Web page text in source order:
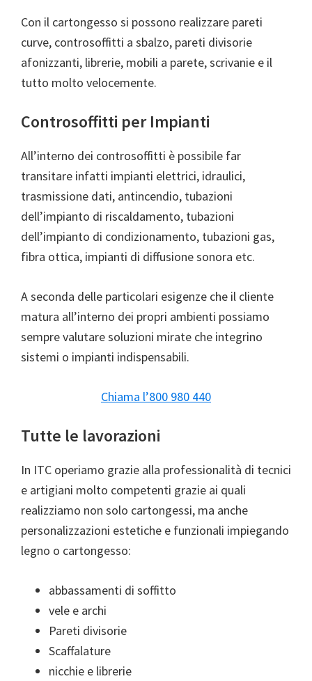
Con il cartongesso si possono realizzare pareti
curve, controsoffitti a sbalzo, pareti divisorie
afonizzanti, librerie, mobili a parete, scrivanie e il
tutto molto velocemente.
Controsoffitti per Impianti
All’interno dei controsoffitti è possibile far
transitare infatti impianti elettrici, idraulici,
trasmissione dati, antincendio, tubazioni
dell’impianto di riscaldamento, tubazioni
dell’impianto di condizionamento, tubazioni gas,
fibra ottica, impianti di diffusione sonora etc.
A seconda delle particolari esigenze che il cliente
matura all’interno dei propri ambienti possiamo
sempre valutare soluzioni mirate che integrino
sistemi o impianti indispensabili.
Chiama l’800 980 440
Tutte le lavorazioni
In ITC operiamo grazie alla professionalità di tecnici
e artigiani molto competenti grazie ai quali
realizziamo non solo cartongessi, ma anche
personalizzazioni estetiche e funzionali impiegando
legno o cartongesso:
abbassamenti di soffitto
vele e archi
Pareti divisorie
Scaffalature
nicchie e librerie